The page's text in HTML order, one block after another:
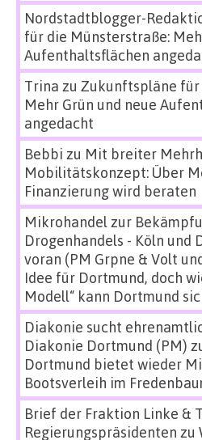
Nordstadtblogger-
für die Münsterstraße:
Aufenthaltsflächen
Trina zu Zukunftspläne
Mehr Grün und neue
angedacht
Bebbi zu Mit breiter
Mobilitätskonzept: Über
Finanzierung wird beraten
Mikrohandel zur
Drogenhandels - Köln und
voran (PM Grpne & Volt
Idee für Dortmund, doch
Modell“ kann Dortmund
Diakonie sucht
Diakonie Dortmund (PM)
Dortmund bietet wieder
Bootsverleih im
Brief der Fraktion Linke &
Regierungspräsidenten zu